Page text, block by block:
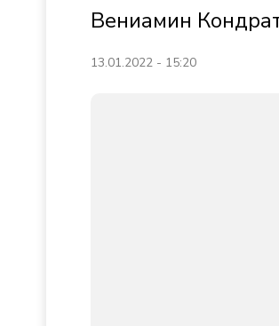
Вениамин
13.01.2022 - 15:20